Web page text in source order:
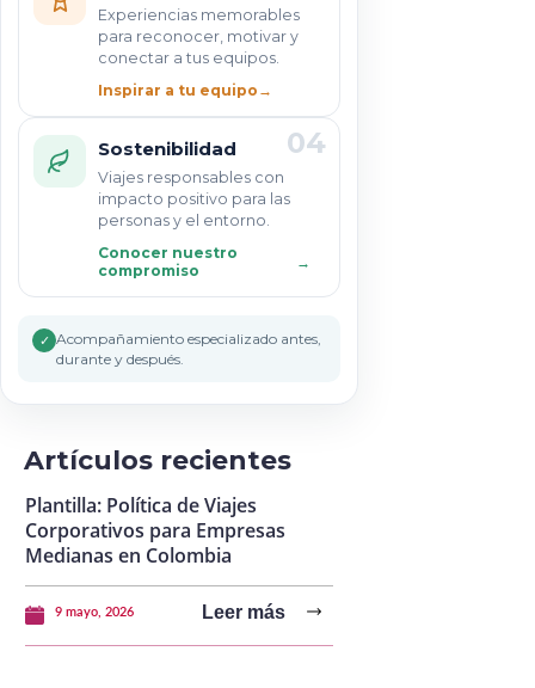
Experiencias memorables
para reconocer, motivar y
conectar a tus equipos.
Inspirar a tu equipo →
04
Sostenibilidad
Viajes responsables con
impacto positivo para las
personas y el entorno.
Conocer nuestro
compromiso
→
✓ Acompañamiento especializado antes,
durante y después.
Artículos recientes
Plantilla: Política de Viajes
Corporativos para Empresas
Medianas en Colombia
9 mayo, 2026 Leer más